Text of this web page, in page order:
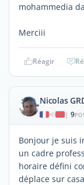
mohammedia
Merciii
Réagir
Nicolas
| 9
Bonjour je suis
un cadre
horaire défini
déplace sur